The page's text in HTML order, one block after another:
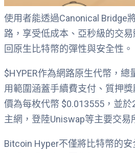
使用者能透過Canonical Bridge
路，享受低成本、亞秒級的交
回原生比特幣的彈性與安全性。
$HYPER作為網路原生代幣，總
用範圍涵蓋手續費支付、質押
價為每枚代幣 $0.013555，並
主網，登陸Uniswap等主要交易
Bitcoin Hyper不僅將比特幣的